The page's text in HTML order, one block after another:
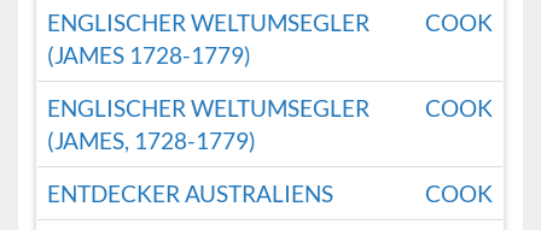
ENGLISCHER WELTUMSEGLER
(JAMES 1728-1779)
COOK
ENGLISCHER WELTUMSEGLER
(JAMES, 1728-1779)
COOK
ENTDECKER AUSTRALIENS
COOK